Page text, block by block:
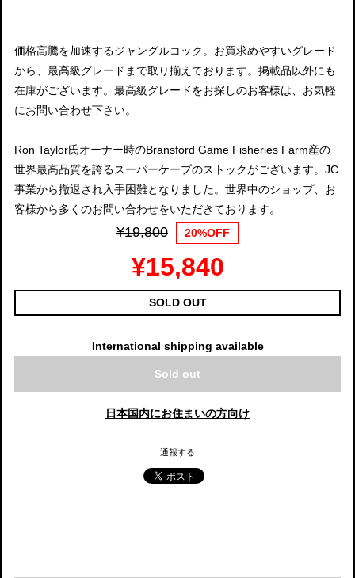
価格高騰を加速するジャングルコック。お買求めやすいグレード
から、最高級グレードまで取り揃えております。掲載品以外にも
在庫がございます。最高級グレードをお探しのお客様は、お気軽
にお問い合わせ下さい。
Ron Taylor氏オーナー時のBransford Game Fisheries Farm産の
世界最高品質を誇るスーパーケープのストックがございます。JC
事業から撤退され入手困難となりました。世界中のショップ、お
客様から多くのお問い合わせをいただきております。
¥19,800 20%OFF
¥15,840
SOLD OUT
International shipping available
Sold out
日本国内にお住まいの方向け
通報する